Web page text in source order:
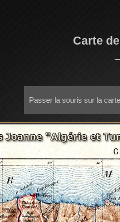
Carte
Passer la souris sur la